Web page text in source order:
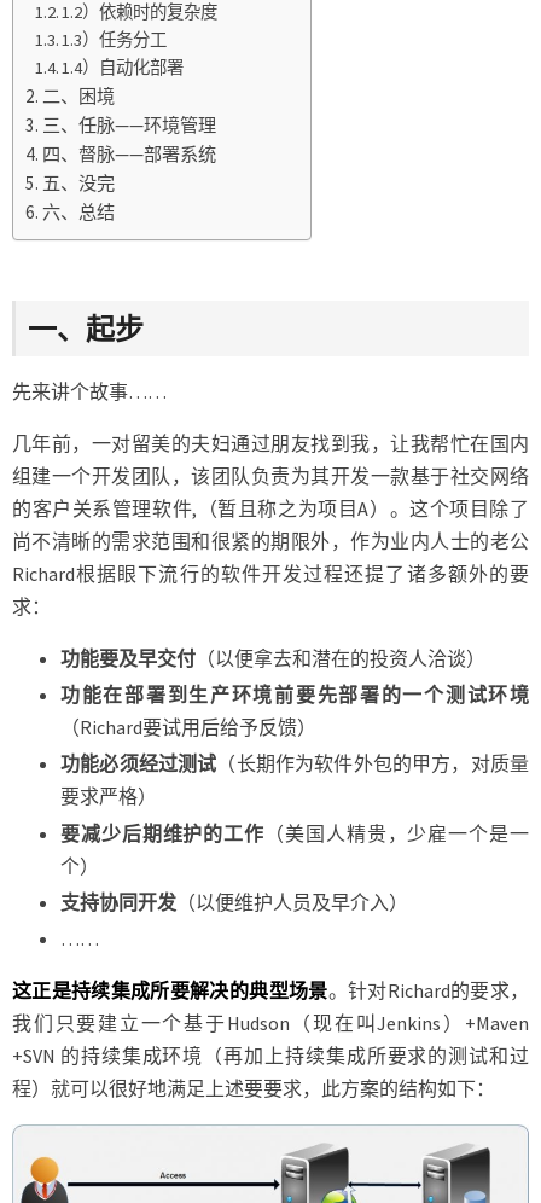
1.2）依赖时的复杂度
1.3）任务分工
1.4）自动化部署
二、困境
三、任脉——环境管理
四、督脉——部署系统
五、没完
六、总结
一、起步
先来讲个故事……
几年前，一对留美的夫妇通过朋友找到我，让我帮忙在国内
组建一个开发团队，该团队负责为其开发一款基于社交网络
的客户关系管理软件,（暂且称之为项目A）。这个项目除了
尚不清晰的需求范围和很紧的期限外，作为业内人士的老公
Richard根据眼下流行的软件开发过程还提了诸多额外的要
求：
功能要及早交付 （以便拿去和潜在的投资人洽谈）
功能在部署到生产环境前要先部署的一个测试环境
（Richard要试用后给予反馈）
功能必须经过测试 （长期作为软件外包的甲方，对质量
要求严格）
要减少后期维护的工作 （美国人精贵，少雇一个是一
个）
支持协同开发 （以便维护人员及早介入）
……
这正是持续集成所要解决的典型场景。针对Richard的要求，
我们只要建立一个基于Hudson（现在叫Jenkins）+Maven
+SVN 的持续集成环境（再加上持续集成所要求的测试和过
程）就可以很好地满足上述要要求，此方案的结构如下：